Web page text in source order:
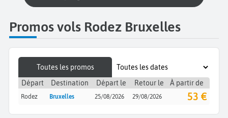
Promos vols Rodez Bruxelles
Toutes les promos
Départ
Destination Départ le Retour le À partir de
Rodez Bruxelles 25/08/2026 29/08/2026 53 €